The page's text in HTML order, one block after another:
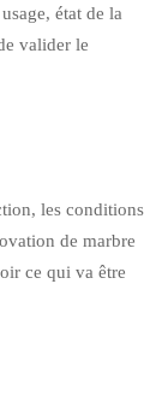
état de la
valider le
les conditions
de marbre
ce qui va être